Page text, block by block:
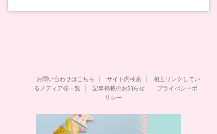
お問い合わせはこちら サイト内検索
相互リンクしてい
るメディア様一覧
記事掲載のお知らせ
プライバシーポ
リシー